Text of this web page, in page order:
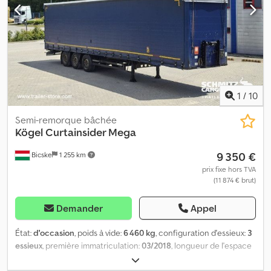
troisième essieu : , suspension autonivelante, système de freinage
électronique EBS, toit coulissant, 1 prise à 15 broches et 2 prises à
7 broches, protection anti-éclaboussures, toit relevable (manuel) :
2,9 m - 3,0 m, système de rideaux. Vous trouverez un aperçu de
tous les véhicules disponibles sur notre site web. Vous avez
besoin d’un financement ? Nous proposons des solutions de
financement personnalisées, des contrats de services complets
et des services télématiques. Nous serons heureux de vous
conseiller personnellement. Dwjdjztg Acopfx Aa Tja
1 / 10
Bicske 1 255 km
Semi-remorque bâchée
KögelCurtainsider Mega
9 350 €
prix fixe hors TVA
(11 874 € brut)
Demander Appel
État:d'occasion, poids à vide:6 460 kg, configuration d'essieux: 3
essieux , première immatriculation:03/2018 , longueur de l'espace
, largeur de l’espace de chargement: